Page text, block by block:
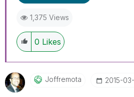
1,375 Views
0 Likes
Joffremota ‎2015-